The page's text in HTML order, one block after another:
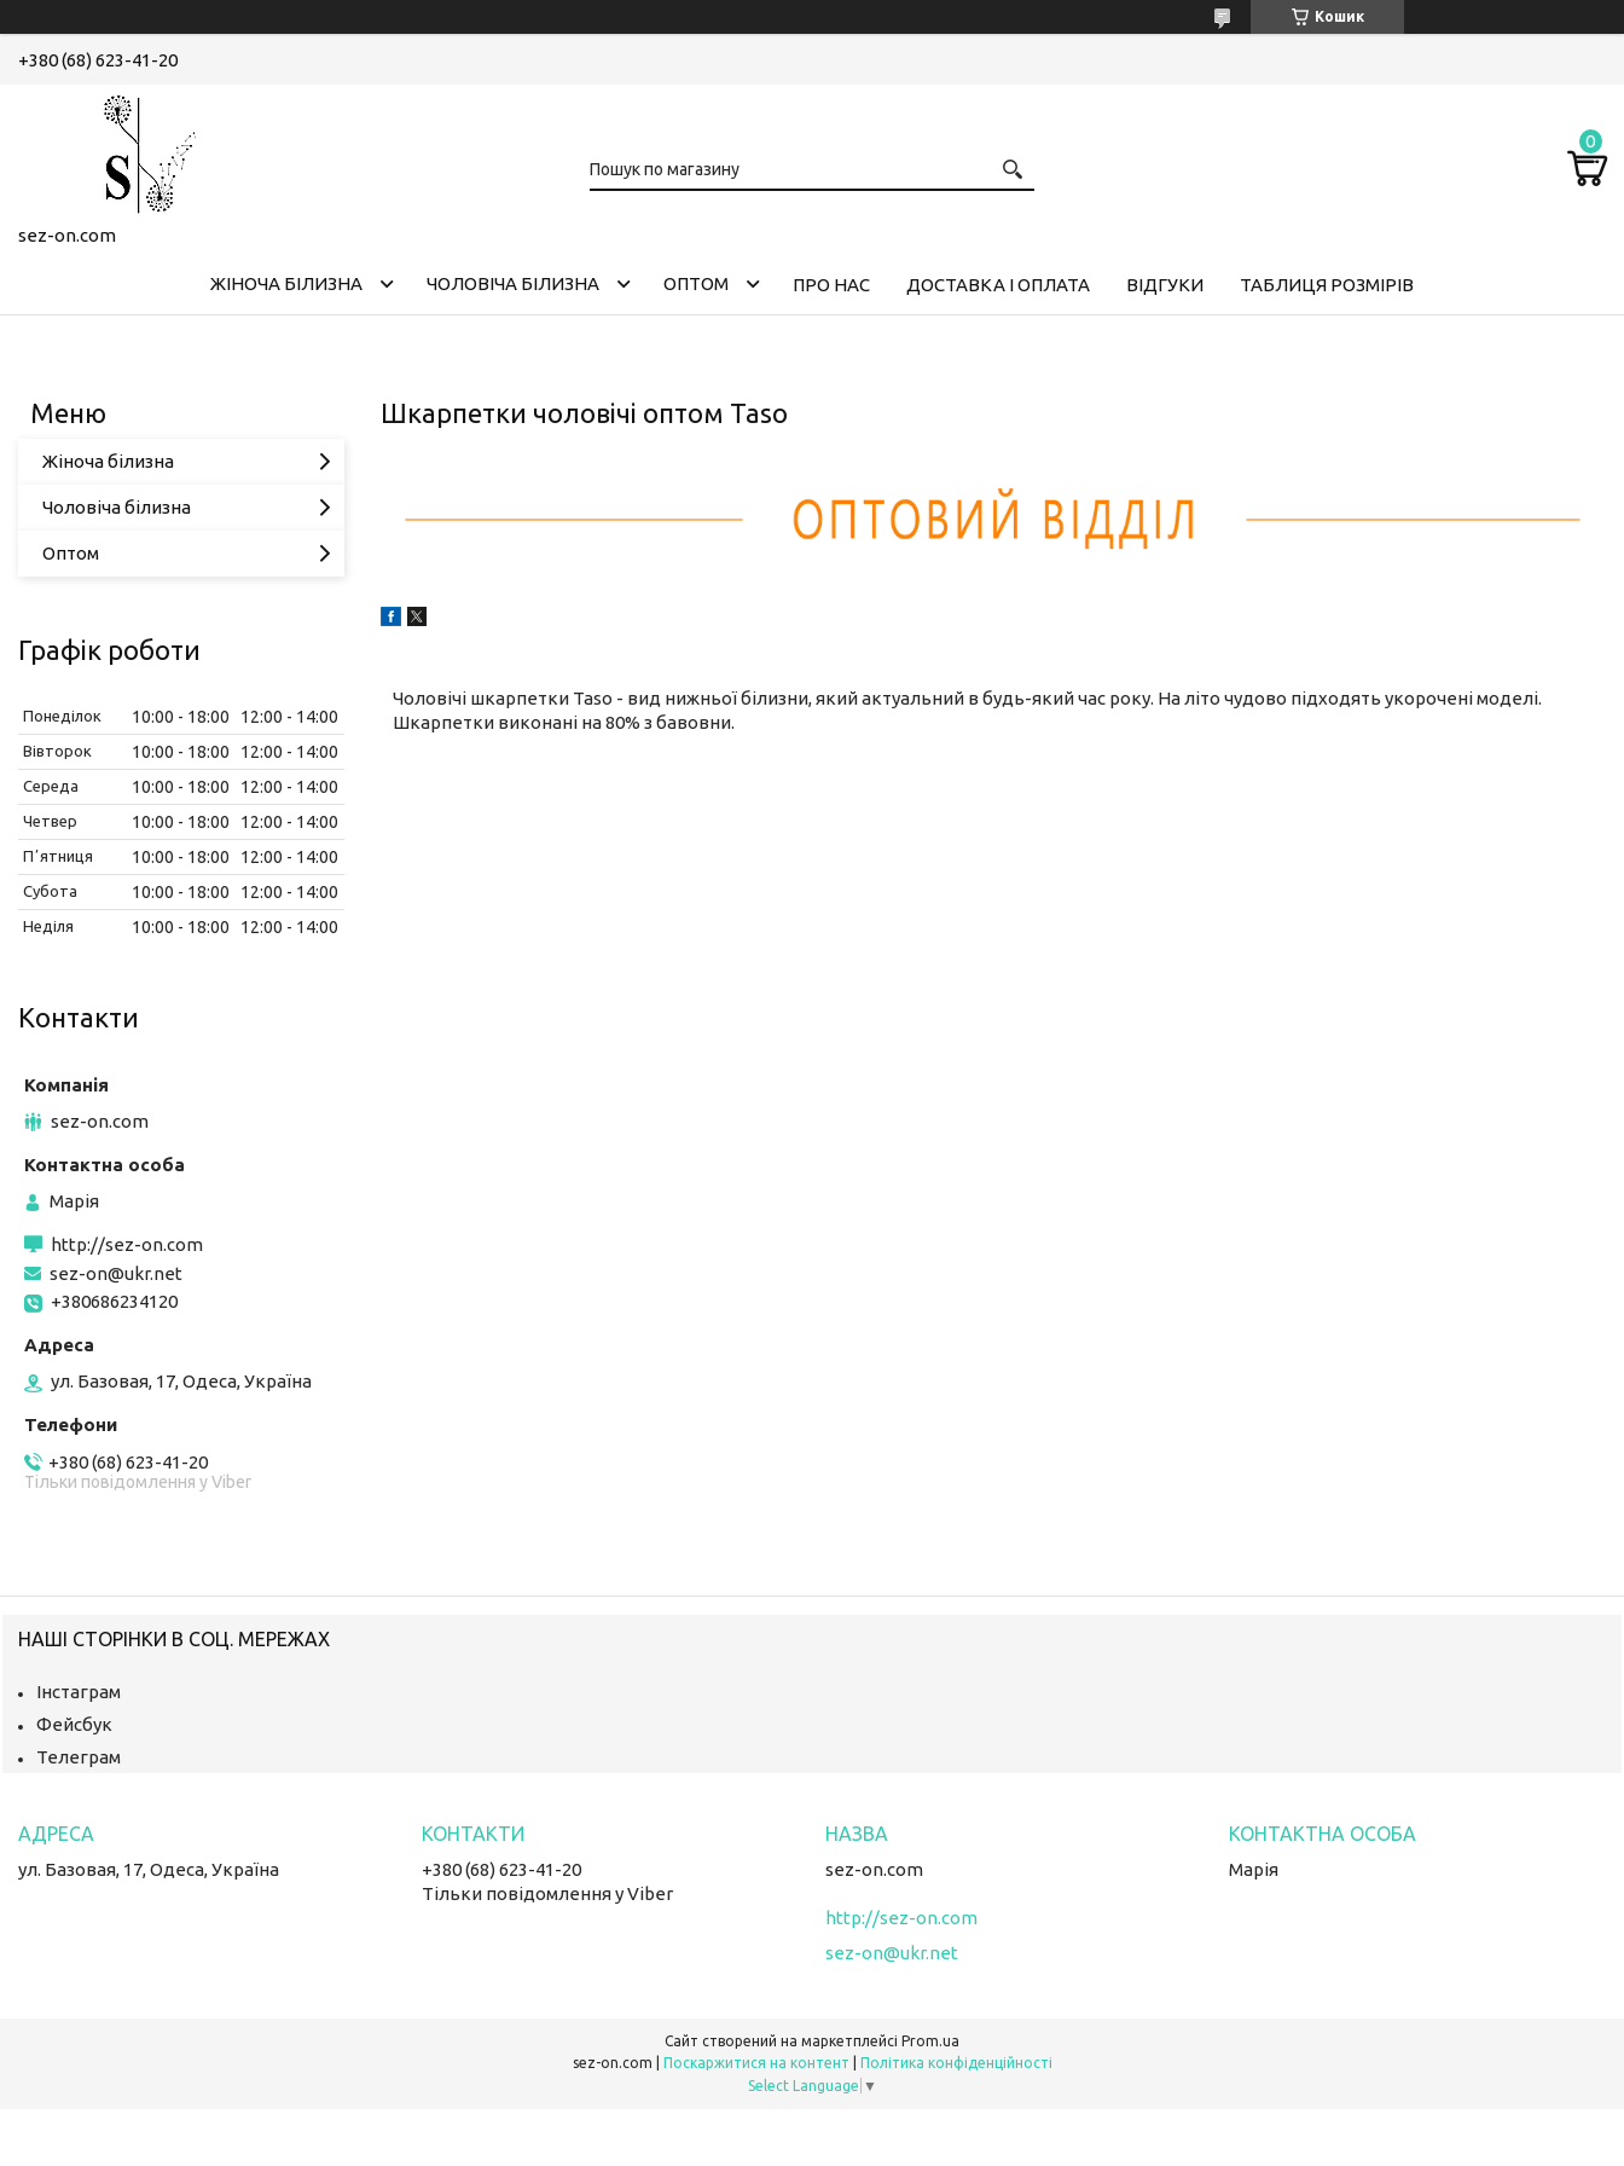
Кошик
+380 (68) 623-41-20
sez-on.com
ЖІНОЧА БІЛИЗНА ЧОЛОВІЧА БІЛИЗНА ОПТОМ ПРО НАС ДОСТАВКА І ОПЛАТА ВІДГУКИ ТАБЛИЦЯ РОЗМІРІВ
Шкарпетки чоловічі оптом Taso
Чоловічі шкарпетки Taso - вид нижньої білизни, який актуальний в будь-який час року. На літо чудово підходять укорочені моделі.
Шкарпетки виконані на 80% з бавовни.
Жіноча білизна
Чоловіча білизна
Оптом
Графік роботи
Понеділок 10:00 18:00 12:00 14:00
Вівторок 10:00 18:00 12:00 14:00
Середа 10:00 18:00 12:00 14:00
Четвер 10:00 18:00 12:00 14:00
Пʼятниця 10:00 18:00 12:00 14:00
Субота 10:00 18:00 12:00 14:00
Неділя 10:00 18:00 12:00 14:00
Контакти
sez-on.com
Марія
http://sez-on.com
sez-on@ukr.net
+380686234120
ул. Базовая, 17, Одеса, Україна
+380 (68) 623-41-20
Тільки повідомлення у Viber
НАШІ СТОРІНКИ В СОЦ. МЕРЕЖАХ
Інстаграм
Фейсбук
Телеграм
ул. Базовая, 17, Одеса, Україна
+380 (68) 623-41-20
Тільки повідомлення у Viber
sez-on.com
http://sez-on.com
sez-on@ukr.net
Марія
Сайт створений на маркетплейсі Prom.ua
Поскаржитися на контент
Політика конфіденційності
Select Language ▼